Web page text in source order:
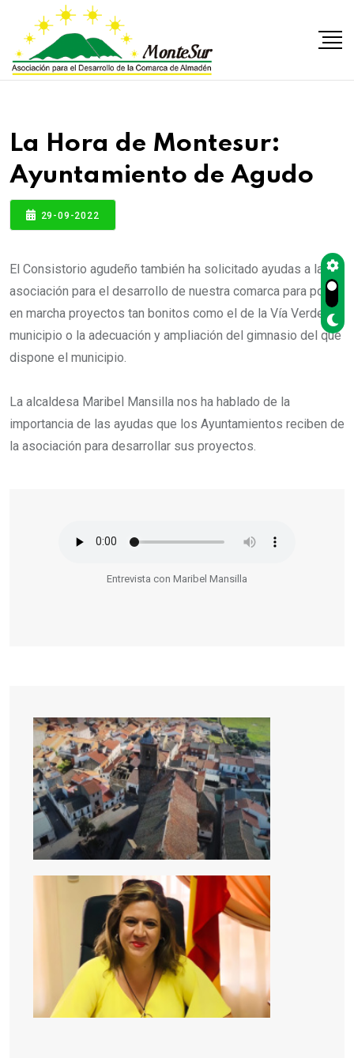
La Hora de Montesur:
Ayuntamiento de Agudo
29-09-2022
El Consistorio agudeño también ha solicitado ayudas a la
asociación para el desarrollo de nuestra comarca para poner
en marcha proyectos tan bonitos como el de la Vía Verde del
municipio o la adecuación y ampliación del gimnasio del que
dispone el municipio.
La alcaldesa Maribel Mansilla nos ha hablado de la
importancia de las ayudas que los Ayuntamientos reciben de
la asociación para desarrollar sus proyectos.
Entrevista con Maribel Mansilla